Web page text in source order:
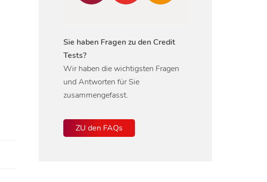
Sie haben Fragen zu den Credit
Tests?
Wir haben die wichtigsten Fragen
und Antworten für Sie
zusammengefasst.
ZU den FAQs